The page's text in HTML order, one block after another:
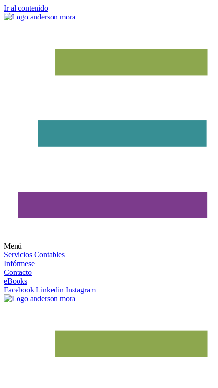
Ir al contenido
Menú
Servicios Contables
Infórmese
Contacto
eBooks
Facebook Linkedin Instagram